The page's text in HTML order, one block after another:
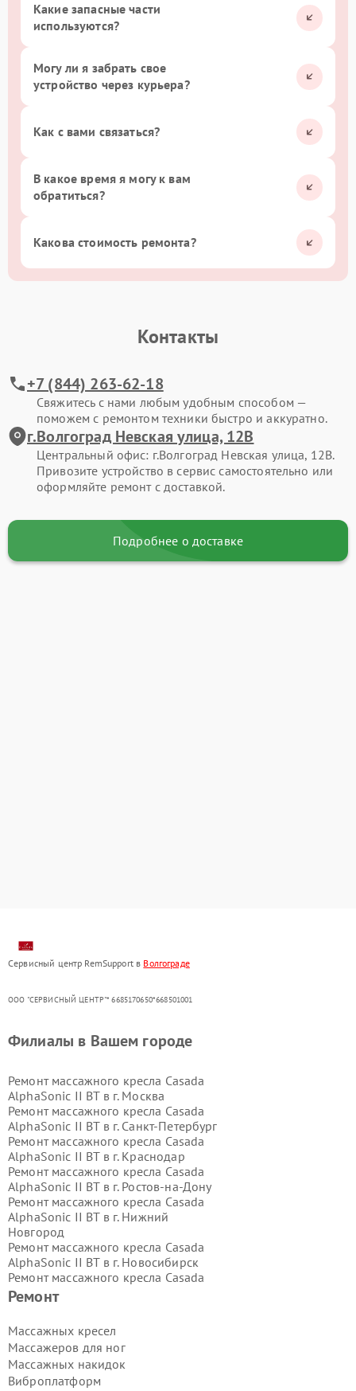
Какие запасные части
используются?
Могу ли я забрать свое
устройство через курьера?
Как с вами связаться?
В какое время я могу к вам
обратиться?
Какова стоимость ремонта?
Контакты
+7 (844) 263-62-18
Свяжитесь с нами любым удобным способом —
поможем с ремонтом техники быстро и аккуратно.
г.Волгоград Невская улица, 12В
Центральный офис: г.Волгоград Невская улица, 12В.
Привозите устройство в сервис самостоятельно или
оформляйте ремонт с доставкой.
Подробнее о доставке
Сервисный центр RemSupport в Волгограде
ООО "СЕРВИСНЫЙ ЦЕНТР"* 6685170650*668501001
Ремонт
Массажных кресел
Массажеров для ног
Массажных накидок
Виброплатформ
Филиалы в Вашем городе
Ремонт массажного кресла Casada
AlphaSonic II BT в г. Москва
Ремонт массажного кресла Casada
AlphaSonic II BT в г. Санкт-Петербург
Ремонт массажного кресла Casada
AlphaSonic II BT в г. Краснодар
Ремонт массажного кресла Casada
AlphaSonic II BT в г. Ростов-на-Дону
Ремонт массажного кресла Casada
AlphaSonic II BT в г. Нижний
Новгород
Ремонт массажного кресла Casada
AlphaSonic II BT в г. Новосибирск
Ремонт массажного кресла Casada
AlphaSonic II BT в г.
AlphaSonic II BT в г.
Ремонт массажного кресла Casada
AlphaSonic II BT в г.Воронеж
Ремонт массажного кресла Casada
AlphaSonic II BT в г.